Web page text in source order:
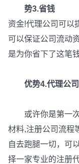
势3.省钱
资金!代理公司可以
可以保证公司流动
是为你省下了这笔
优势4.代理公
或许你是第一次
材料,注册公司流程
自去跑腿一切，可
择一家专业的注册